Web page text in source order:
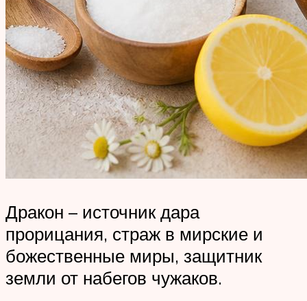
Дракон – источник дара
прорицания, страж в мирские и
божественные миры, защитник
земли от набегов чужаков.